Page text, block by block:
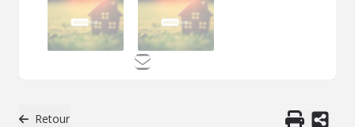
Retour